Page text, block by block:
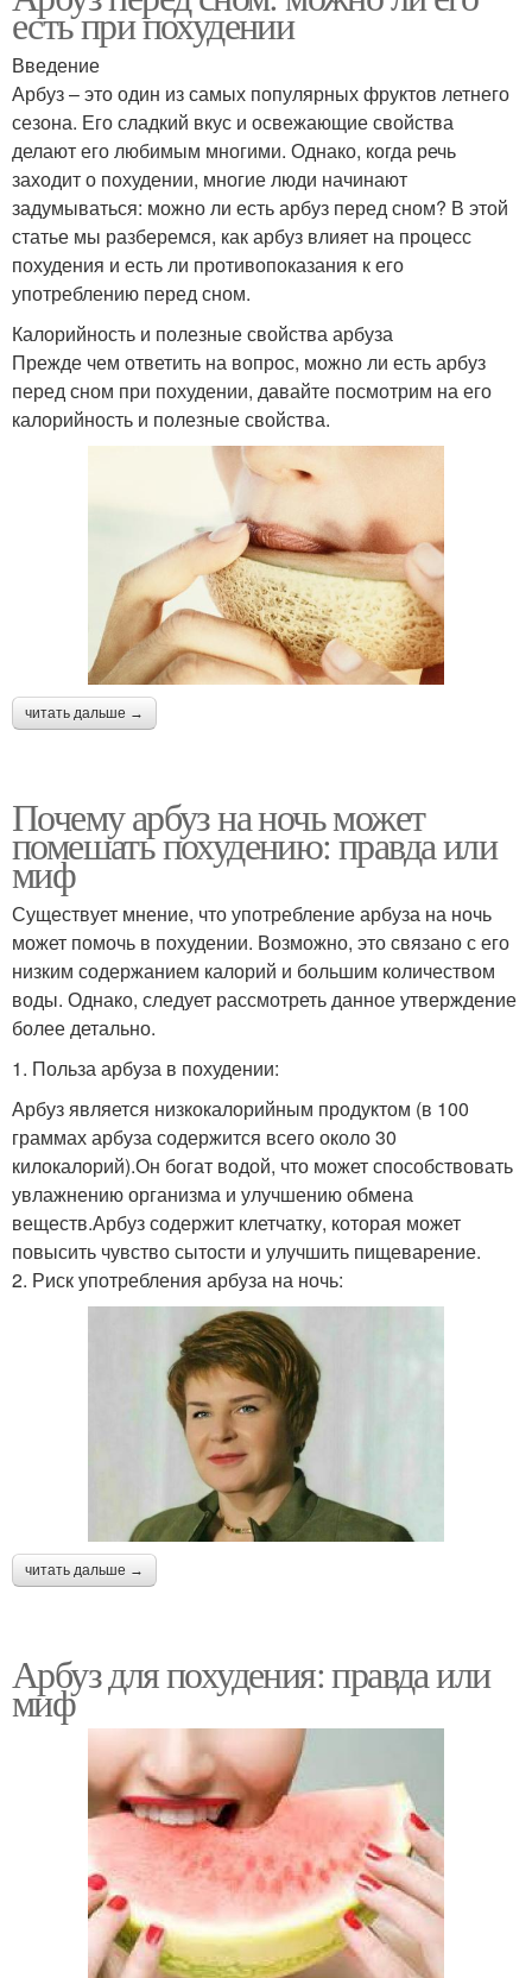
есть при похудении
Введение
Арбуз – это один из самых популярных фруктов летнего
сезона. Его сладкий вкус и освежающие свойства
делают его любимым многими. Однако, когда речь
заходит о похудении, многие люди начинают
задумываться: можно ли есть арбуз перед сном? В этой
статье мы разберемся, как арбуз влияет на процесс
похудения и есть ли противопоказания к его
употреблению перед сном.
Калорийность и полезные свойства арбуза
Прежде чем ответить на вопрос, можно ли есть арбуз
перед сном при похудении, давайте посмотрим на его
калорийность и полезные свойства.
читать дальше →
Почему арбуз на ночь может
помешать похудению: правда или
миф
Существует мнение, что употребление арбуза на ночь
может помочь в похудении. Возможно, это связано с его
низким содержанием калорий и большим количеством
воды. Однако, следует рассмотреть данное утверждение
более детально.
1. Польза арбуза в похудении:
Арбуз является низкокалорийным продуктом (в 100
граммах арбуза содержится всего около 30
килокалорий).Он богат водой, что может способствовать
увлажнению организма и улучшению обмена
веществ.Арбуз содержит клетчатку, которая может
повысить чувство сытости и улучшить пищеварение.
2. Риск употребления арбуза на ночь:
читать дальше →
Арбуз для похудения: правда или
миф